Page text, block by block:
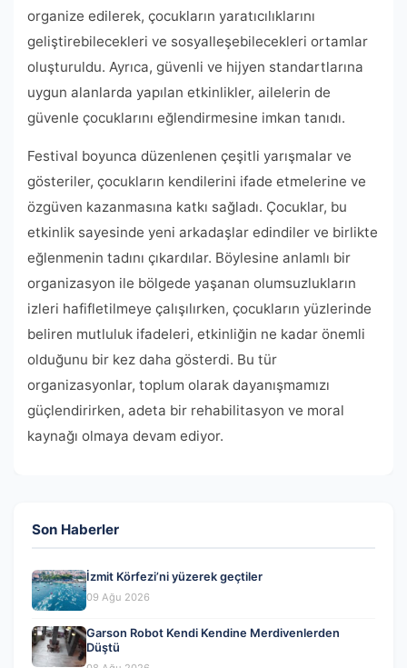
organize edilerek, çocukların yaratıcılıklarını
geliştirebilecekleri ve sosyalleşebilecekleri ortamlar
oluşturuldu. Ayrıca, güvenli ve hijyen standartlarına
uygun alanlarda yapılan etkinlikler, ailelerin de
güvenle çocuklarını eğlendirmesine imkan tanıdı.
Festival boyunca düzenlenen çeşitli yarışmalar ve
gösteriler, çocukların kendilerini ifade etmelerine ve
özgüven kazanmasına katkı sağladı. Çocuklar, bu
etkinlik sayesinde yeni arkadaşlar edindiler ve birlikte
eğlenmenin tadını çıkardılar. Böylesine anlamlı bir
organizasyon ile bölgede yaşanan olumsuzlukların
izleri hafifletilmeye çalışılırken, çocukların yüzlerinde
beliren mutluluk ifadeleri, etkinliğin ne kadar önemli
olduğunu bir kez daha gösterdi. Bu tür
organizasyonlar, toplum olarak dayanışmamızı
güçlendirirken, adeta bir rehabilitasyon ve moral
kaynağı olmaya devam ediyor.
Son Haberler
İzmit Körfezi’ni yüzerek geçtiler
09 Ağu 2026
Garson Robot Kendi Kendine Merdivenlerden
Düştü